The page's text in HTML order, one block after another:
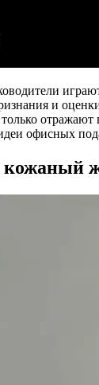
и
офисных